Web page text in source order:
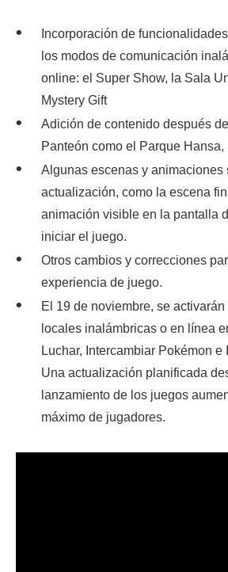
Incorporación de
los modos de comunicación
online: el Super Show, la Sala
Mystery Gift
Adición de contenido después
Panteón como el Parque Hansa,
Algunas escenas y animaciones
actualización, como la escena
animación visible en la pantalla
iniciar el juego.
Otros cambios y correcciones
experiencia de juego.
El 19 de noviembre, se
locales inalámbricas o en línea
Luchar, Intercambiar Pokémon e
Una actualización planificada
lanzamiento de los juegos
máximo de jugadores.